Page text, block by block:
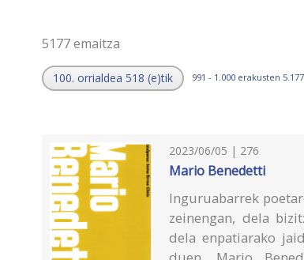
5177 emaitza
100. orrialdea 518 (e)tik 991 - 1.000 erakusten
2023/06/05 | 276
Mario Benedetti
Inguruabarrek
zeinengan, dela
dela enpatiarako